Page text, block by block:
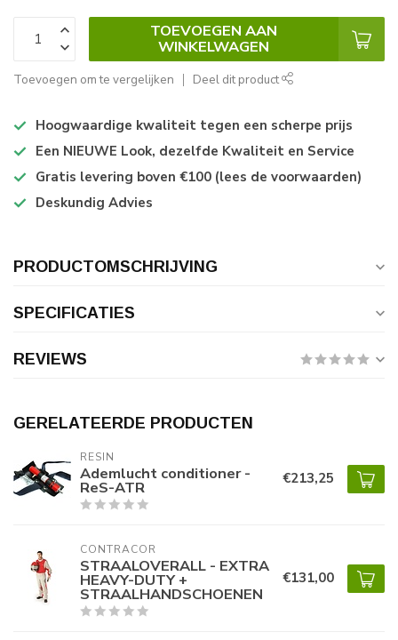
TOEVOEGEN AAN
WINKELWAGEN
Toevoegen om te vergelijken Deel dit product
Hoogwaardige kwaliteit tegen een scherpe prijs
Een NIEUWE Look, dezelfde Kwaliteit en Service
Gratis levering boven €100 (lees de voorwaarden)
Deskundig Advies
PRODUCTOMSCHRIJVING
SPECIFICATIES
REVIEWS
GERELATEERDE PRODUCTEN
RESIN
Ademlucht conditioner -
ReS-ATR €213,25
CONTRACOR
STRAALOVERALL - EXTRA
HEAVY-DUTY +
STRAALHANDSCHOENEN
€131,00